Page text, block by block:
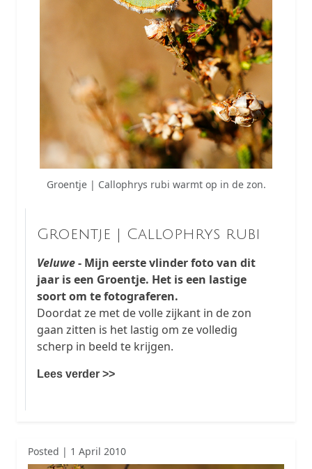
Groentje | Callophrys rubi warmt op in de zon.
Groentje | Callophrys rubi
Veluwe- Mijn eerste vlinder foto van dit
jaar is een Groentje. Het is een lastige
soort om te fotograferen.
Doordat ze met de volle zijkant in de zon
gaan zitten is het lastig om ze volledig
scherp in beeld te krijgen.
Lees verder >>
Posted | 1 April 2010